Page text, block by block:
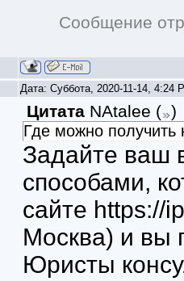
Сообщение
Дата: Суббота, 2020-11-14, 4:24
Цитата NAtalee ( )
Где можно получить
Задайте ваш
способами,
сайте https://
Москва) и вы
Юристы